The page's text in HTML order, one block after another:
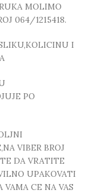
MOLIMO
064/1215418.
I
PO
VIBER BROJ
DA VRATITE
UPAKOVATI
CE NA VAS